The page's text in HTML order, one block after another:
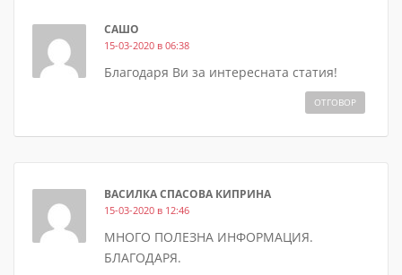
САШО
15-03-2020 в 06:38
Благодаря Ви за интересната статия!
ОТГОВОР
ВАСИЛКА СПАСОВА КИПРИНА
15-03-2020 в 12:46
МНОГО ПОЛЕЗНА ИНФОРМАЦИЯ.
БЛАГОДАРЯ.